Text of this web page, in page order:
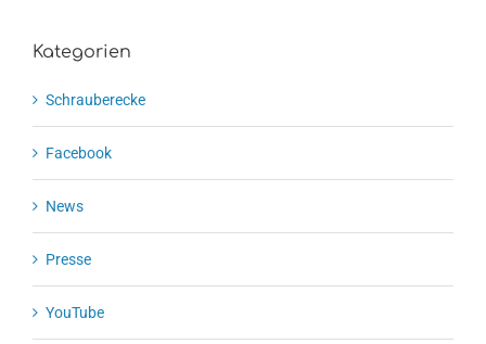
Kategorien
Schrauberecke
Facebook
News
Presse
YouTube